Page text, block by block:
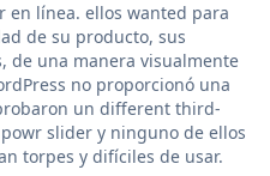
en línea. ellos wanted para
de su producto, sus
de una manera visualmente
no proporcionó una
un different third-
slider y ninguno de ellos
torpes y difíciles de usar.